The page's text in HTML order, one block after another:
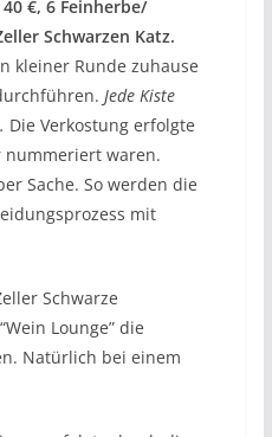
40 €, 6 Feinherbe/
Schwarzen Katz.
kleiner Runde zuhause
Jede Kiste
Die Verkostung erfolgte
nummeriert waren.
Sache. So werden die
mit
Schwarze
Lounge” die
Natürlich bei einem